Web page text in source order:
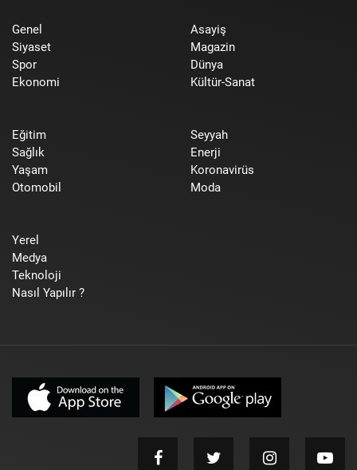
Genel
Siyaset
Spor
Ekonomi
Asayiş
Magazin
Dünya
Kültür-Sanat
Eğitim
Sağlık
Yaşam
Otomobil
Seyyah
Enerji
Koronavirüs
Moda
Yerel
Medya
Teknoloji
Nasıl Yapılır ?